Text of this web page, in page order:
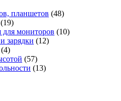
планшетов (48)
(19)
мониторов (10)
зарядки (12)
(4)
(57)
(13)